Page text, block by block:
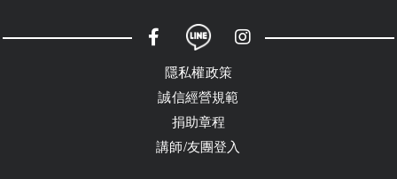
社群選單
隱私權政策
誠信經營規範
捐助章程
講師/友團登入